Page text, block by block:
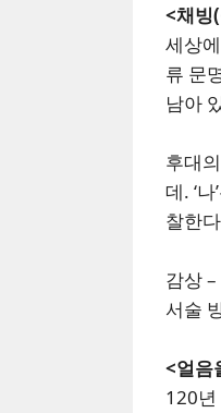
<채빙
세상
류 문
남아
후대
데. ‘
찰한
감상
서술
<얼음
120년